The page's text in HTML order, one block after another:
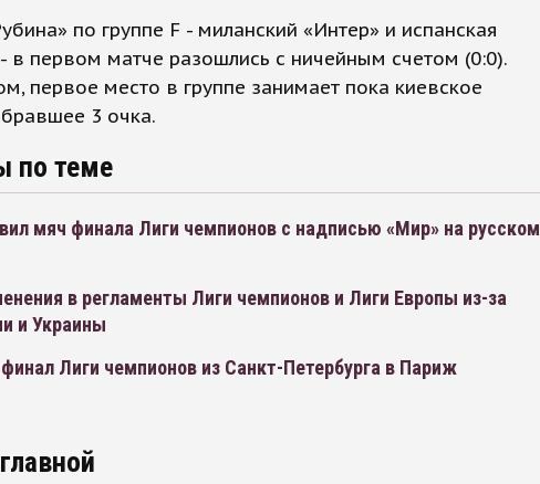
по группе F - миланский «Интер» и испанская
в первом матче разошлись с ничейным счетом (0:0).
первое место в группе занимает пока киевское
3 очка.
по теме
мяч финала Лиги чемпионов с надписью «Мир» на русском
в регламенты Лиги чемпионов и Лиги Европы из-за
и Украины
Лиги чемпионов из Санкт-Петербурга в Париж